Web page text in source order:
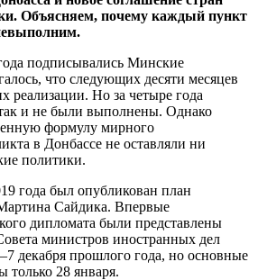
Объясняем, почему каждый пункт
подписывались Минские
что следующих десяти месяцев
реализации. Но за четыре года
и не были выполнены. Однако
формулу мирного
в Донбассе не оставляли ни
политики.
года был опубликован план
Сайдика. Впервые
дипломата были представлены
министров иностранных дел
декабря прошлого года, но основные
только 28 января.